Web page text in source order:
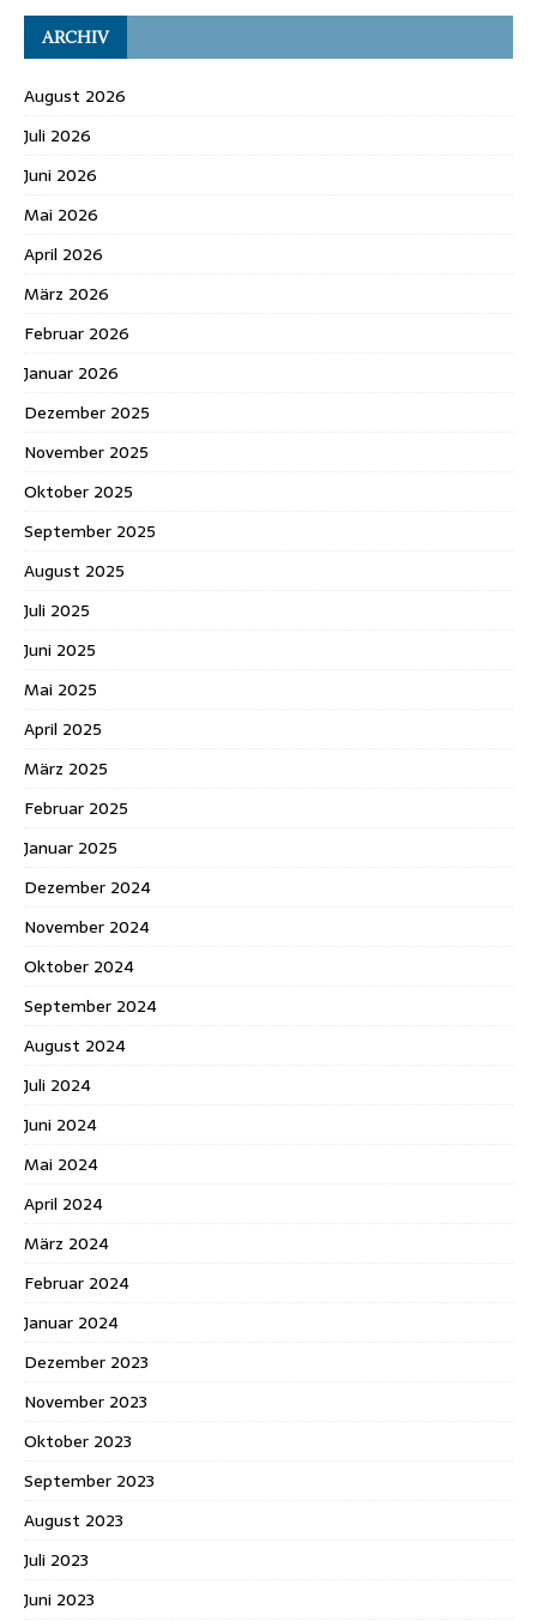
ARCHIV
August 2026
Juli 2026
Juni 2026
Mai 2026
April 2026
März 2026
Februar 2026
Januar 2026
Dezember 2025
November 2025
Oktober 2025
September 2025
August 2025
Juli 2025
Juni 2025
Mai 2025
April 2025
März 2025
Februar 2025
Januar 2025
Dezember 2024
November 2024
Oktober 2024
September 2024
August 2024
Juli 2024
Juni 2024
Mai 2024
April 2024
März 2024
Februar 2024
Januar 2024
Dezember 2023
November 2023
Oktober 2023
September 2023
August 2023
Juli 2023
Juni 2023